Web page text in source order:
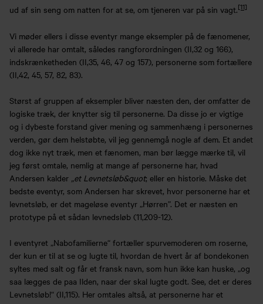
ud af sin seng om natten for at se, om tjeneren var på sin vagt.[11]
Vi møder ellers i disse eventyr mange eksempler på de fænomener,
vi allerede har omtalt, således rangforordningen (II,32 og 166),
indskrænketheden (II,35, 46, 47 og 157), personerne som fortællere
(II,42, 45, 57, 82, 83).
Størst af gruppen af eksempler bliver næsten den, der omfatter de
logiske træk, der knytter sig til personerne. Da disse jo er vigtige
og i dybeste forstand giver mening og sammenhæng i personernes
verden, gør dem helstøbte, vil jeg gennemgå nogle af dem. Et andet
dog ikke nyt træk, men et fænomen, man bør lægge mærke til, vil
jeg først omtale, nemlig at mange af personerne har, hvad
Andersen kalder „et Levnetsløb&quot; eller en historie. Måske det
bedste eventyr, som Andersen har skrevet, hvor personerne har et
levnetsløb, er det mageløse eventyr „Hørren”. Det er næsten en
prototype på et sådan levnedsløb (11,209-12).
I eventyret „Nabofamilierne“ fortæller spurvemoderen om roserne,
der kun er til at se og lugte til, hvordan de hvert år af bondekonen
syltes med salt og får et fransk navn, som hun ikke kan huske, „og
saa lægges de paa Ilden, naar der skal lugte godt. See, det er deres
Levnetsløb!“ (II,115). Her omtales altså, at personerne har et